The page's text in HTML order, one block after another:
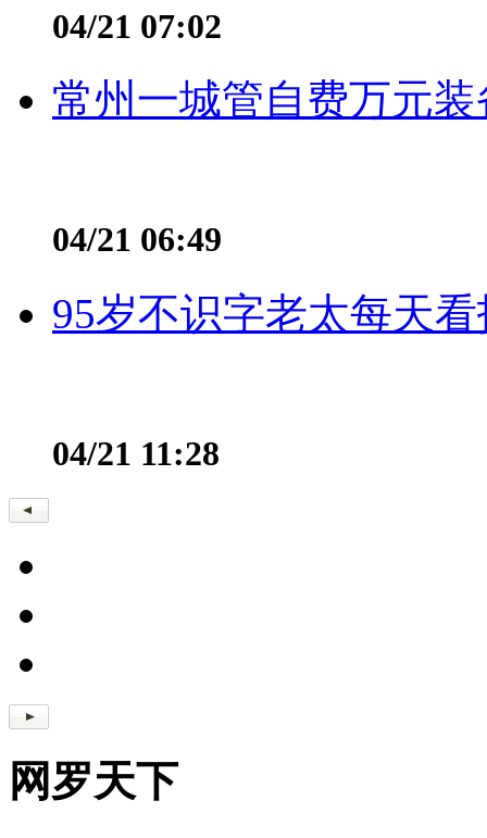
04/21 07:02
常州一城管自费万元
04/21 06:49
95岁不识字老太每天
04/21 11:28
网罗天下